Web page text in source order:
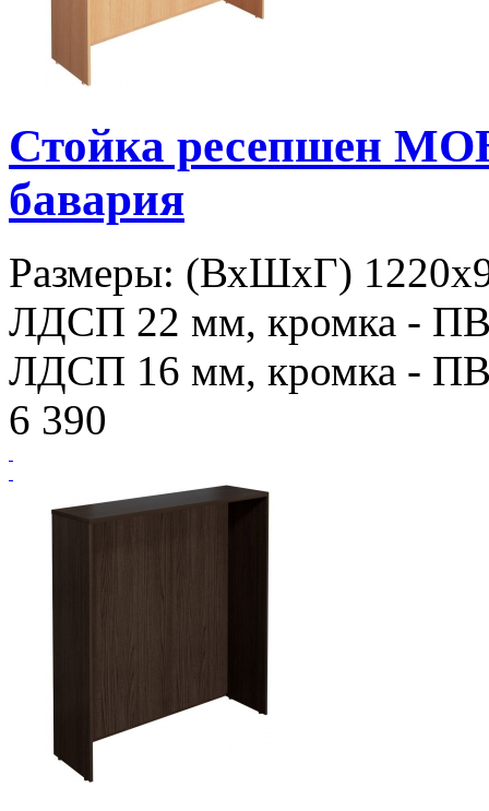
Стойка ресепшен
бавария
Размеры: (ВхШхГ)
ЛДСП 22 мм, кромка -
ЛДСП 16 мм, кромка -
6 390